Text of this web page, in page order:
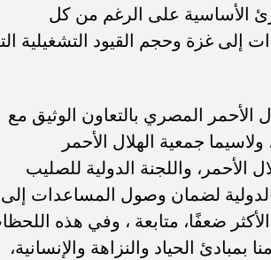
الأساسية على الرغم من كل
إلى غزة وحجم القيود التشغيلية
المصري بالتعاون الوثيق مع
جمعية الهلال الأحمر
الأحمر، واللجنة الدولية للصليب
الدولية لضمان وصول المساعدات إلى
ضعفًا، متابعة ، وفي هذه
الحياد والنزاهة والإنسانية،